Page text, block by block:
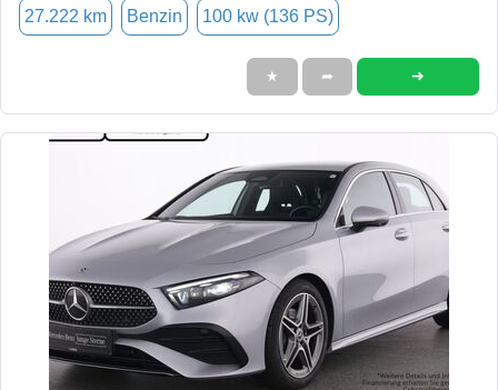
27.222 km Benzin 100 kw (136 PS)
★ ➦ ➜